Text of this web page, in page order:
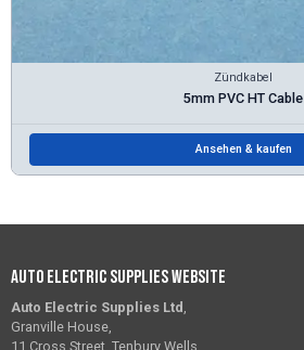
Zündkabel
5mm PVC HT Cable
Ansehen & kaufen
Auto Electric Supplies Website
Auto Electric Supplies Ltd ,
Granville House,
11 Cross Street, Tenbury Wells,